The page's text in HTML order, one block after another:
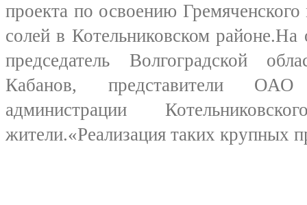
проекта по освоению
солей в Котельниковском районе.На
председатель Волгоградской
Кабанов, представители
администрации
жители.«Реализация таких крупных